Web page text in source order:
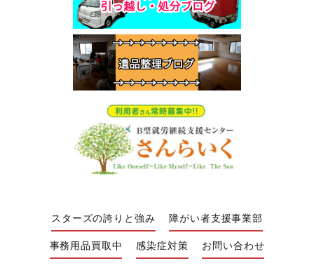
スターズの誇りと強み 障がい者支援事業部
事務用品買取中 感染症対策 お問い合わせ